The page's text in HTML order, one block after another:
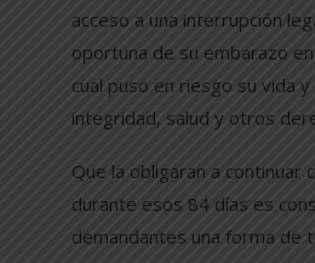
acceso a una interrupción
oportuna de su embarazo
cual puso en riesgo su vida
integridad, salud y otros
Que la obligaran a continuar
durante esos 84 días es
demandantes una forma de